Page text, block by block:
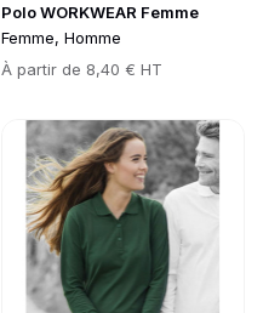
Polo WORKWEAR Femme
Femme, Homme
Prix
À partir de 8,40 € HT
Go to product page